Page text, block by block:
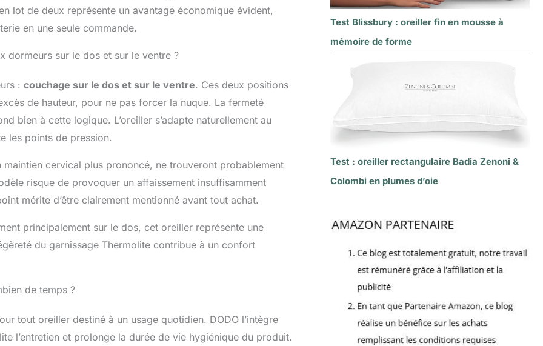
lot de deux représente un avantage économique évident,
en une seule commande.
dormeurs sur le dos et sur le ventre ?
: couchage sur le dos et sur le ventre. Ces deux positions
de hauteur, pour ne pas forcer la nuque. La fermeté
bien à cette logique. L’oreiller s’adapte naturellement au
les points de pression.
cervical plus prononcé, ne trouveront probablement
risque de provoquer un affaissement insuffisamment
mérite d’être clairement mentionné avant tout achat.
principalement sur le dos, cet oreiller représente une
du garnissage Thermolite contribue à un confort
de temps ?
tout oreiller destiné à un usage quotidien. DODO l’intègre
l’entretien et prolonge la durée de vie hygiénique du produit.
Test Blissbury : oreiller fin en mousse à
mémoire de forme
Test : oreiller rectangulaire Badia Zenoni &
Colombi en plumes d’oie